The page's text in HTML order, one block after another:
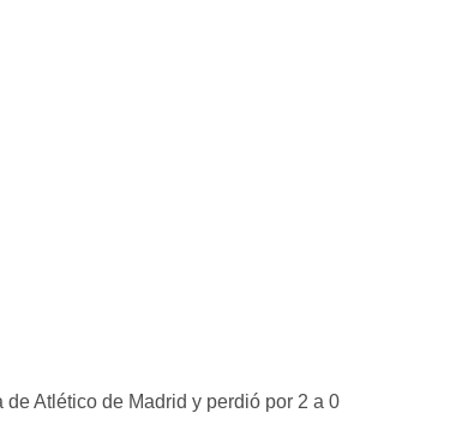
Atlético de Madrid y perdió por 2 a 0